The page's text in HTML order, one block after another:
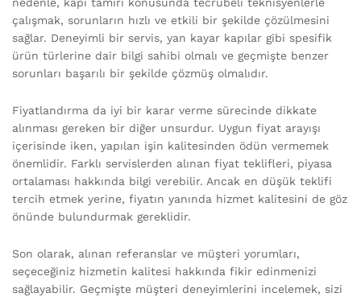
nedenle, kapı tamiri konusunda tecrübeli teknisyenlerle
çalışmak, sorunların hızlı ve etkili bir şekilde çözülmesini
sağlar. Deneyimli bir servis, yan kayar kapılar gibi spesifik
ürün türlerine dair bilgi sahibi olmalı ve geçmişte benzer
sorunları başarılı bir şekilde çözmüş olmalıdır.
Fiyatlandırma da iyi bir karar verme sürecinde dikkate
alınması gereken bir diğer unsurdur. Uygun fiyat arayışı
içerisinde iken, yapılan işin kalitesinden ödün vermemek
önemlidir. Farklı servislerden alınan fiyat teklifleri, piyasa
ortalaması hakkında bilgi verebilir. Ancak en düşük teklifi
tercih etmek yerine, fiyatın yanında hizmet kalitesini de göz
önünde bulundurmak gereklidir.
Son olarak, alınan referanslar ve müşteri yorumları,
seçeceğiniz hizmetin kalitesi hakkında fikir edinmenizi
sağlayabilir. Geçmişte müşteri deneyimlerini incelemek, sizi